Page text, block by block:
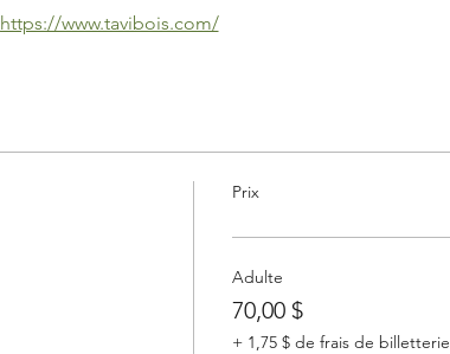
https://www.tavibois.com/
Prix
Adulte
70,00 $
+ 1,75 $ de frais de billetterie